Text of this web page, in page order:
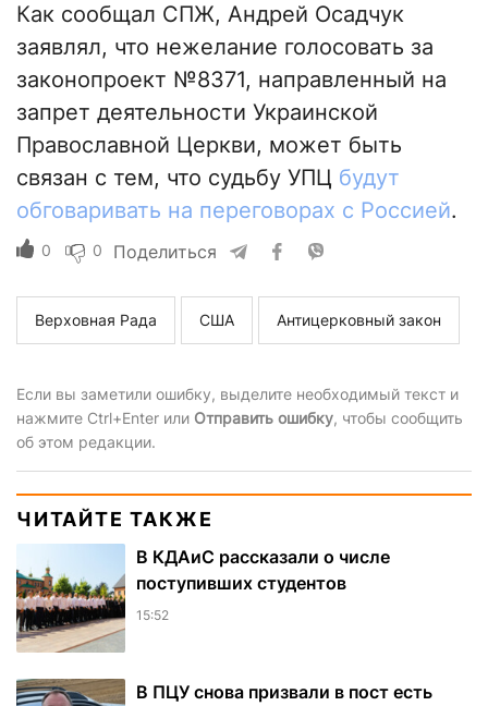
Как сообщал СПЖ, Андрей Осадчук
заявлял, что нежелание голосовать за
законопроект №8371, направленный на
запрет деятельности Украинской
Православной Церкви, может быть
связан с тем, что судьбу УПЦ будут
обговаривать на переговорах с Россией.
0 0 Поделиться
Верховная Рада США Антицерковный закон
Если вы заметили ошибку, выделите необходимый текст и
нажмите Ctrl+Enter или Отправить ошибку, чтобы сообщить
об этом редакции.
ЧИТАЙТЕ ТАКЖЕ
В КДАиС рассказали о числе
поступивших студентов
15:52
В ПЦУ снова призвали в пост есть